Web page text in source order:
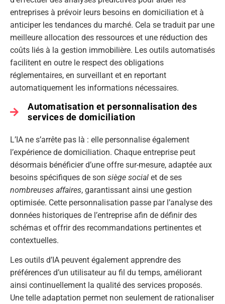
entreprises à prévoir leurs besoins en domiciliation et à
anticiper les tendances du marché. Cela se traduit par une
meilleure allocation des ressources et une réduction des
coûts liés à la gestion immobilière. Les outils automatisés
facilitent en outre le respect des obligations
réglementaires, en surveillant et en reportant
automatiquement les informations nécessaires.
Automatisation et personnalisation des
services de domiciliation
L’IA ne s’arrête pas là : elle personnalise également
l’expérience de domiciliation. Chaque entreprise peut
désormais bénéficier d’une offre sur-mesure, adaptée aux
besoins spécifiques de son siège social et de ses
nombreuses affaires, garantissant ainsi une gestion
optimisée. Cette personnalisation passe par l’analyse des
données historiques de l’entreprise afin de définir des
schémas et offrir des recommandations pertinentes et
contextuelles.
Les outils d’IA peuvent également apprendre des
préférences d’un utilisateur au fil du temps, améliorant
ainsi continuellement la qualité des services proposés.
Une telle adaptation permet non seulement de rationaliser